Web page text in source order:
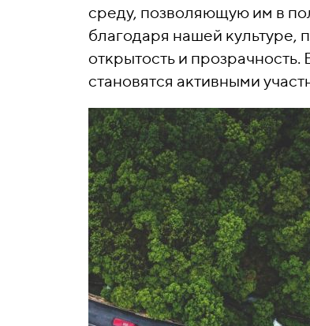
среду, позволяющую им в
благодаря нашей
открытость и
становятся активными